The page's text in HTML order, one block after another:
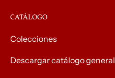
CATÁLOGO
Colecciones
Descargar catálogo general